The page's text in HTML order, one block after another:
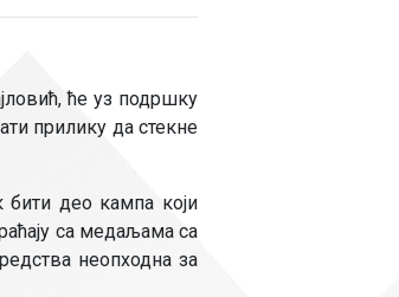
Друштвене науке
Српски језик
Физичко васпитање
ће уз подршку
прилику да стекне
бити део кампа који
са медаљама са
неопходна за